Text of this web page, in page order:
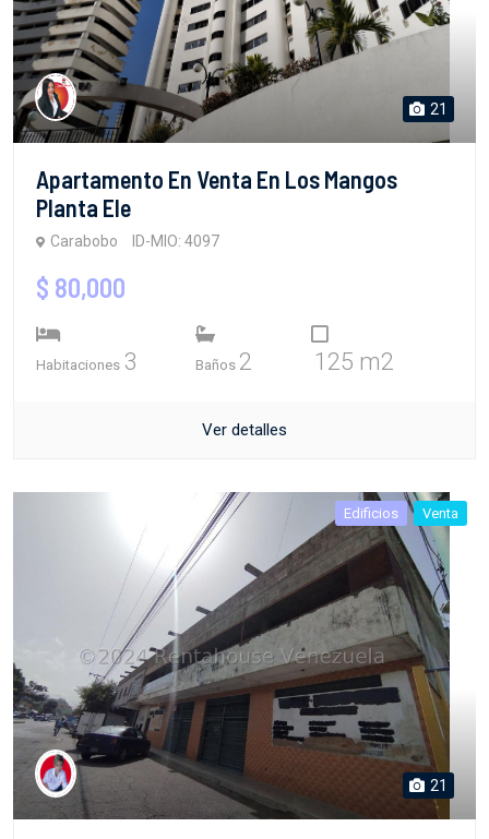
21
Apartamento En Venta En Los Mangos
Planta Ele
Carabobo ID-MIO: 4097
$ 80,000
Habitaciones 3 Baños 2 125 m2
Ver detalles
Edificios Venta
21